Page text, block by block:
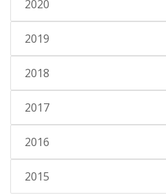
2020
2019
2018
2017
2016
2015